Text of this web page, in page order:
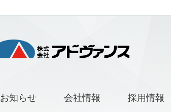
お知らせ 会社情報 採用情報